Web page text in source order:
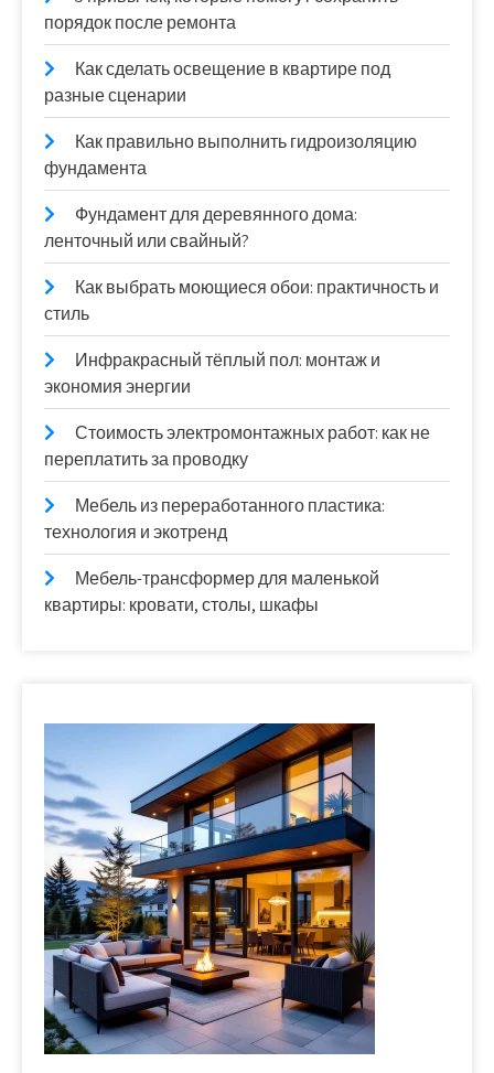
порядок после ремонта
Как сделать освещение в квартире под
разные сценарии
Как правильно выполнить гидроизоляцию
фундамента
Фундамент для деревянного дома:
ленточный или свайный?
Как выбрать моющиеся обои: практичность и
стиль
Инфракрасный тёплый пол: монтаж и
экономия энергии
Стоимость электромонтажных работ: как не
переплатить за проводку
Мебель из переработанного пластика:
технология и экотренд
Мебель-трансформер для маленькой
квартиры: кровати, столы, шкафы